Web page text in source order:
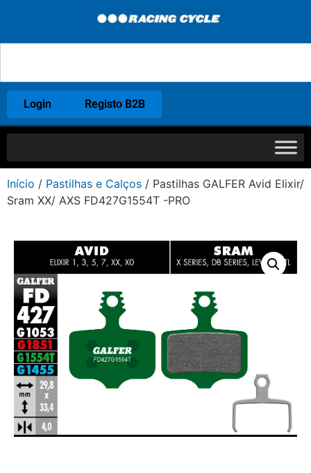
Login Registo B2B
Início / Pastilhas e Calços / Pastilhas GALFER Avid Elixir/
Sram XX/ AXS FD427G1554T -PRO